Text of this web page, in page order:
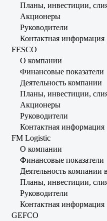
Планы, инвестиции,
Акционеры
Руководители
Контактная информация
FESCO
О компании
Финансовые показатели
Деятельность компании
Планы, инвестиции,
Акционеры
Руководители
Контактная информация
FM Logistic
О компании
Финансовые показатели
Деятельность компании
Планы, инвестиции,
Руководители
Контактная информация
GEFCO